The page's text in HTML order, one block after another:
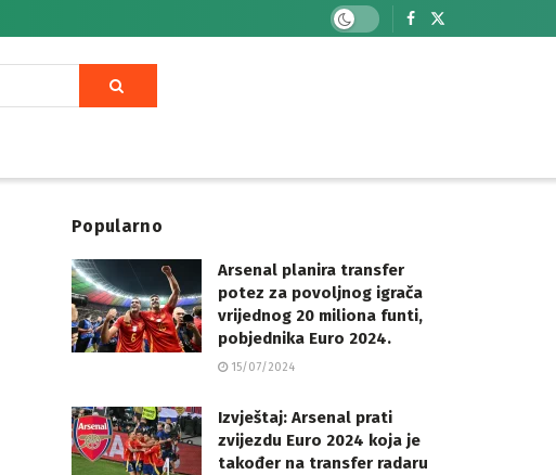
Popularno
Arsenal planira transfer
potez za povoljnog igrača
vrijednog 20 miliona funti,
pobjednika Euro 2024.
15/07/2024
Izvještaj: Arsenal prati
zvijezdu Euro 2024 koja je
također na transfer radaru